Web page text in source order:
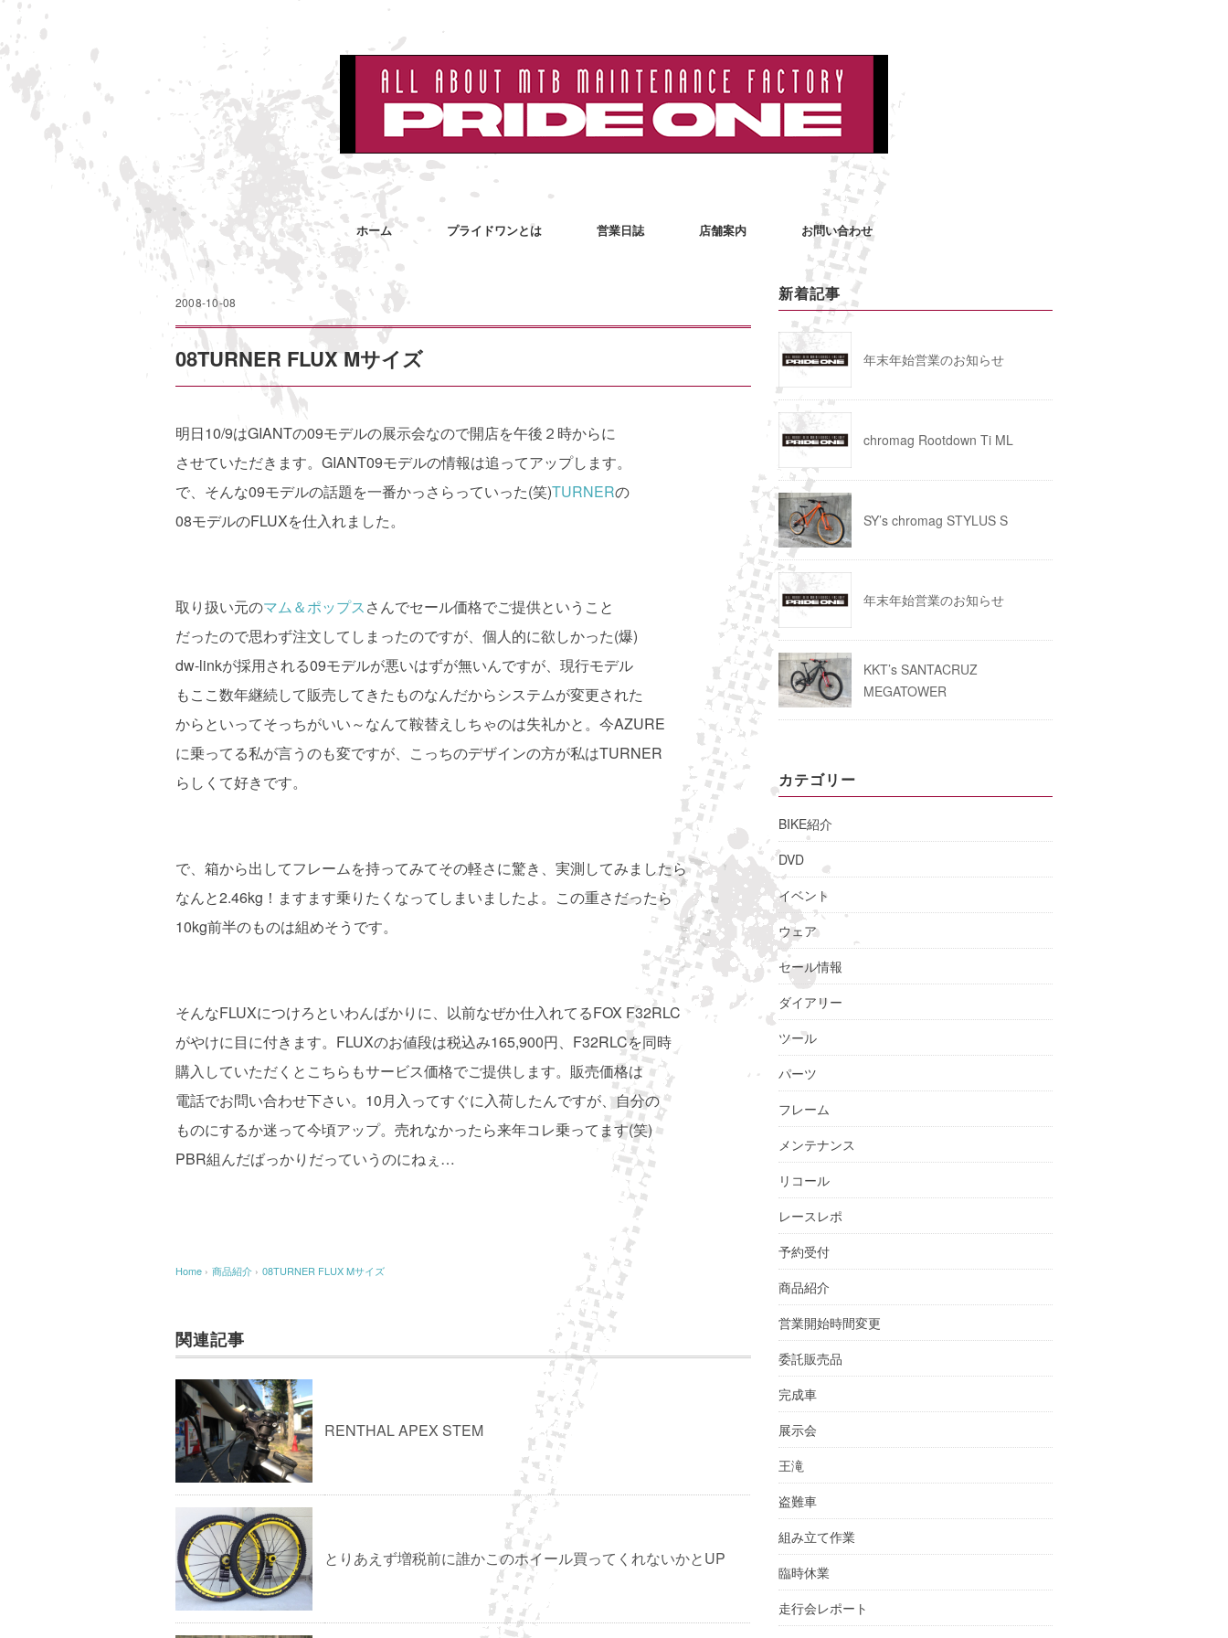
ホーム プライドワンとは 営業日誌 店舗案内 お問い合わせ
2008-10-08
08TURNER FLUX Mサイズ
明日10/9はGIANTの09モデルの展示会なので開店を午後２時からに
させていただきます。GIANT09モデルの情報は追ってアップします。
で、そんな09モデルの話題を一番かっさらっていった(笑)TURNERの
08モデルのFLUXを仕入れました。
取り扱い元のマム＆ポップスさんでセール価格でご提供ということ
だったので思わず注文してしまったのですが、個人的に欲しかった(爆)
dw-linkが採用される09モデルが悪いはずが無いんですが、現行モデル
もここ数年継続して販売してきたものなんだからシステムが変更された
からといってそっちがいい～なんて鞍替えしちゃのは失礼かと。今AZURE
に乗ってる私が言うのも変ですが、こっちのデザインの方が私はTURNER
らしくて好きです。
で、箱から出してフレームを持ってみてその軽さに驚き、実測してみましたら
なんと2.46kg！ますます乗りたくなってしまいましたよ。この重さだったら
10kg前半のものは組めそうです。
そんなFLUXにつけろといわんばかりに、以前なぜか仕入れてるFOX F32RLC
がやけに目に付きます。FLUXのお値段は税込み165,900円、F32RLCを同時
購入していただくとこちらもサービス価格でご提供します。販売価格は
電話でお問い合わせ下さい。10月入ってすぐに入荷したんですが、自分の
ものにするか迷って今頃アップ。売れなかったら来年コレ乗ってます(笑)
PBR組んだばっかりだっていうのにねぇ…
Home › 商品紹介 › 08TURNER FLUX Mサイズ
関連記事
RENTHAL APEX STEM
とりあえず増税前に誰かこのホイール買ってくれないかとUP
新着記事
年末年始営業のお知らせ
chromag Rootdown Ti ML
SY’s chromag STYLUS S
年末年始営業のお知らせ
KKT’s SANTACRUZ
MEGATOWER
カテゴリー
BIKE紹介
DVD
イベント
ウェア
セール情報
ダイアリー
ツール
パーツ
フレーム
メンテナンス
リコール
レースレポ
予約受付
商品紹介
営業開始時間変更
委託販売品
完成車
展示会
王滝
盗難車
組み立て作業
臨時休業
走行会レポート